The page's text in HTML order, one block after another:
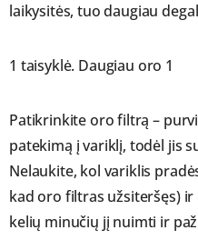
laikysitės, tuo daugiau
1 taisyklė. Daugiau oro 1
Patikrinkite oro filtrą –
patekimą į variklį, todėl jis
Nelaukite, kol variklis
kad oro filtras užsiteršęs)
kelių minučių jį nuimti ir